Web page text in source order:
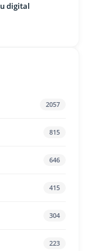
digital
2057
815
646
415
304
223